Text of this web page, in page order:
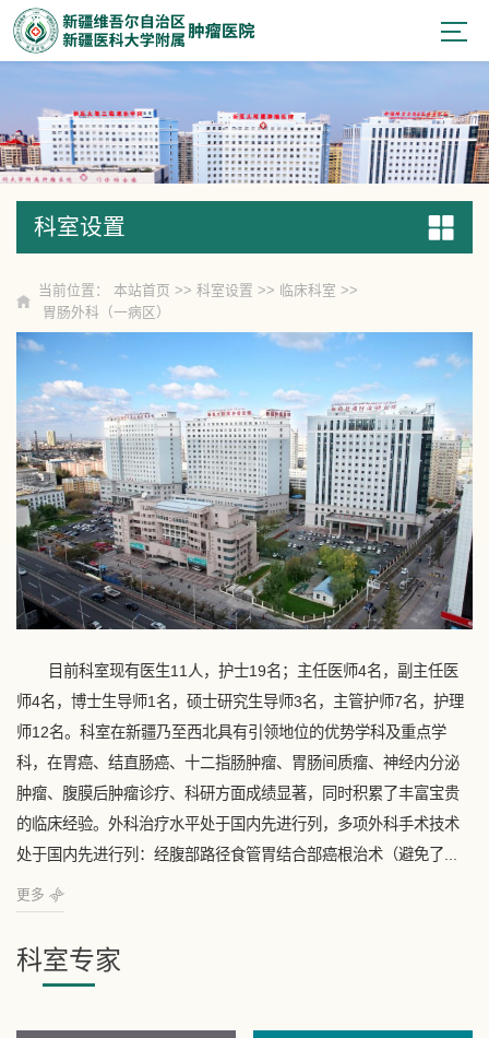
科室设置
科室设置
当前位置： 本站首页 >> 科室设置 >> 临床科室 >>
胃肠外科（一病区）
目前科室现有医生11人，护士19名；主任医师4名，副主任医
师4名，博士生导师1名，硕士研究生导师3名，主管护师7名，护理
师12名。科室在新疆乃至西北具有引领地位的优势学科及重点学
科，在胃癌、结直肠癌、十二指肠肿瘤、胃肠间质瘤、神经内分泌
肿瘤、腹膜后肿瘤诊疗、科研方面成绩显著，同时积累了丰富宝贵
的临床经验。外科治疗水平处于国内先进行列，多项外科手术技术
处于国内先进行列：经腹部路径食管胃结合部癌根治术（避免了...
更多
科室专家